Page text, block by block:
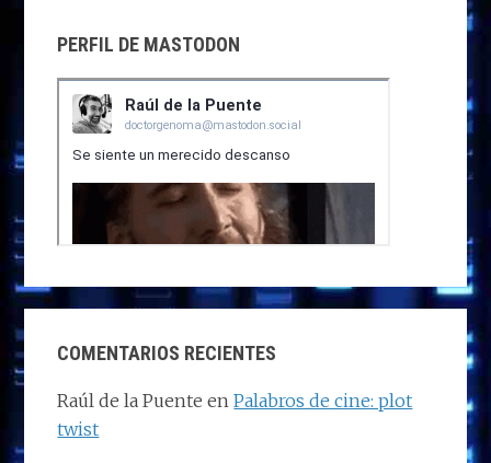
PERFIL DE MASTODON
COMENTARIOS RECIENTES
Raúl de la Puente enPalabros de cine: plot
twist